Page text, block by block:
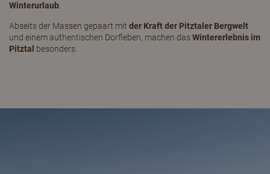
Winterurlaub
Abseits der Massen gepaart mit der Kraft der Pitztaler Bergwelt
und einem authentischen Dorfleben, machen dasWintererlebnis im
Pitztal
besonders.